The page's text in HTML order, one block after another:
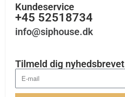
Kundeservice
+45 52518734
info@siphouse.dk
Tilmeld dig nyhedsbrevet